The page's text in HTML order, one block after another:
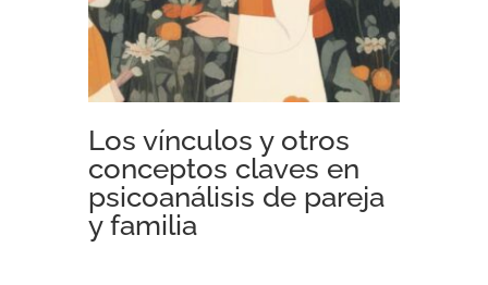
Los vínculos y otros
conceptos claves en
psicoanálisis de pareja
y familia